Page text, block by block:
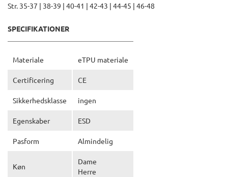
Str. 35-37 | 38-39 | 40-41 | 42-43 | 44-45 | 46-48
SPECIFIKATIONER
Materiale eTPU materiale
Certificering CE
Sikkerhedsklasse ingen
Egenskaber ESD
Pasform Almindelig
Køn
Dame
Herre